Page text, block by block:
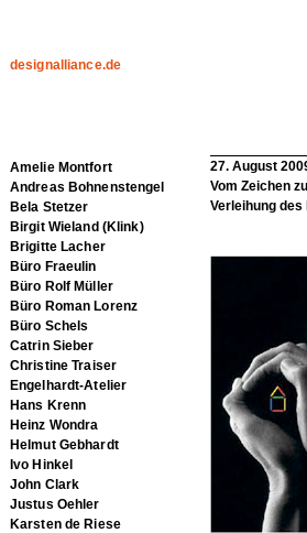
designalliance.de
27. August
Vom Zeichen
Verleihung
Amelie Montfort
Andreas Bohnenstengel
Bela Stetzer
Birgit Wieland (Klink)
Brigitte Lacher
Büro Fraeulin
Büro Rolf Müller
Büro Roman Lorenz
Büro Schels
Catrin Sieber
Christine Traiser
Engelhardt-Atelier
Hans Krenn
Heinz Wondra
Helmut Gebhardt
Ivo Hinkel
John Clark
Justus Oehler
Karsten de Riese